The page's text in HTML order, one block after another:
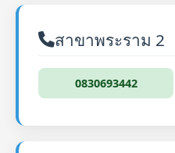
สาขาพระราม 2
0830693442